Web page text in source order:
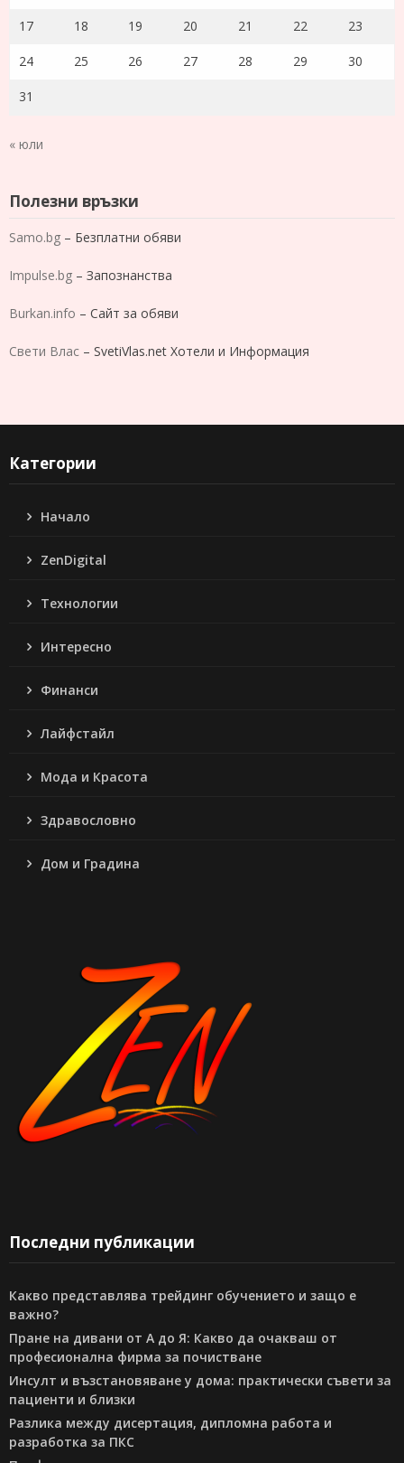
17 18 19 20 21 22 23
24 25 26 27 28 29 30
31
« юли
Полезни връзки
Samo.bg – Безплатни обяви
Impulse.bg – Запознанства
Burkan.info – Сайт за обяви
Свети Влас – SvetiVlas.net Хотели и Информация
Категории
Начало
ZenDigital
Технологии
Интересно
Финанси
Лайфстайл
Мода и Красота
Здравословно
Дом и Градина
Последни публикации
Какво представлява трейдинг обучението и защо е
важно?
Пране на дивани от А до Я: Какво да очакваш от
професионална фирма за почистване
Инсулт и възстановяване у дома: практически съвети за
пациенти и близки
Разлика между дисертация, дипломна работа и
разработка за ПКС